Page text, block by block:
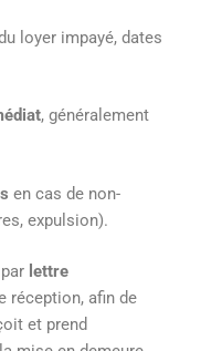
loyer impayé, dates
, généralement
en cas de non-
expulsion).
lettre
réception, afin de
et prend